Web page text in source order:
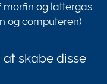
og lattergas
og computeren)
skabe disse